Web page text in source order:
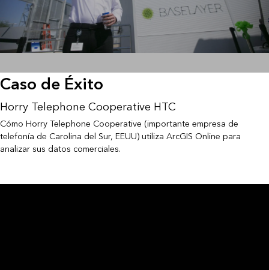
Caso de Éxito
Horry Telephone Cooperative HTC
Cómo Horry Telephone Cooperative (importante empresa de
telefonía de Carolina del Sur, EEUU) utiliza ArcGIS Online para
analizar sus datos comerciales.